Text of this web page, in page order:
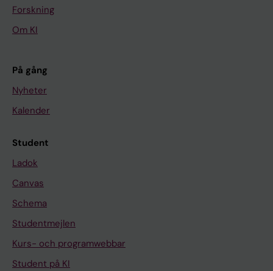
Forskning
Om KI
På gång
Nyheter
Kalender
Student
Ladok
Canvas
Schema
Studentmejlen
Kurs- och programwebbar
Student på KI